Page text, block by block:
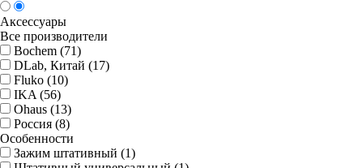
Аксессуары
Все производители
Bochem (71)
DLab, Китай (17)
Fluko (10)
IKA (56)
Ohaus (13)
Россия (8)
Особенности
Зажим штативный (1)